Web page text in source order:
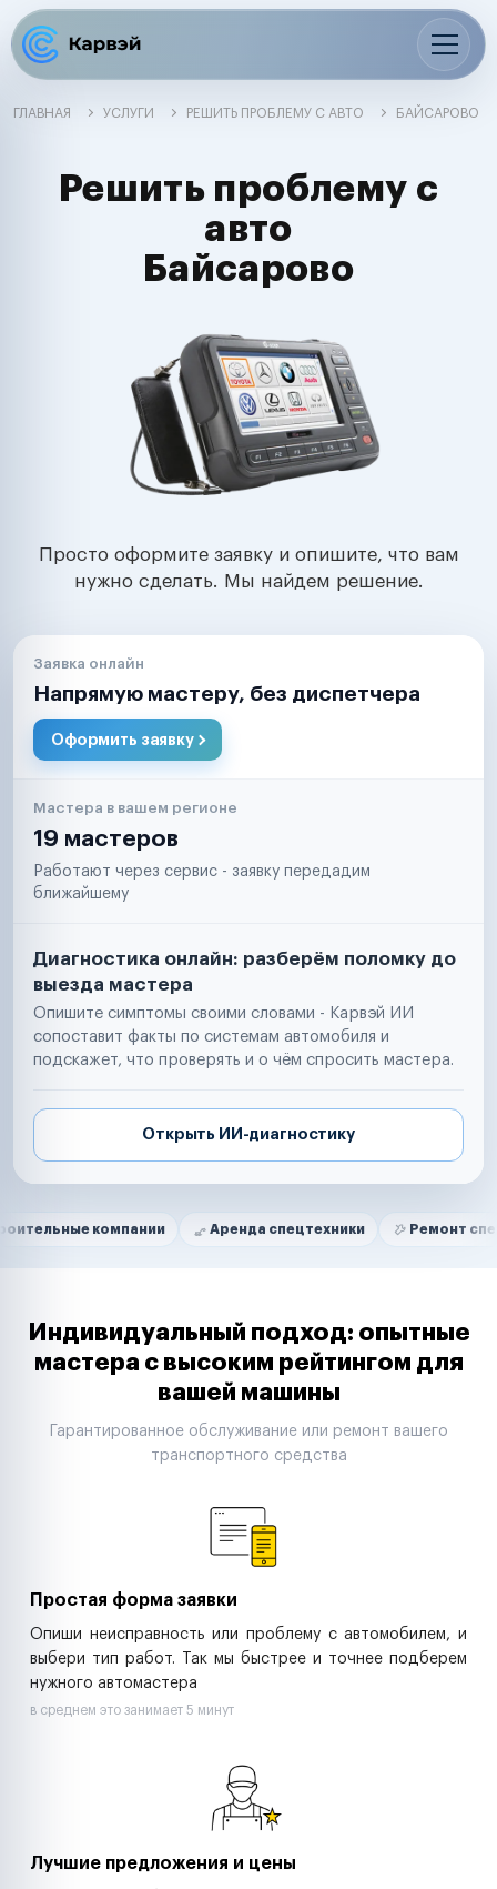
ГЛАВНАЯ УСЛУГИ РЕШИТЬ ПРОБЛЕМУ С АВТО БАЙСАРОВО
Решить проблему с
авто
Байсарово
Просто оформите заявку и опишите, что вам
нужно сделать. Мы найдем решение.
Заявка онлайн
Напрямую мастеру, без диспетчера
Оформить заявку
Мастера в вашем регионе
19 мастеров
Работают через сервис - заявку передадим
ближайшему
Диагностика онлайн: разберём поломку до
выезда мастера
Опишите симптомы своими словами - Карвэй ИИ
сопоставит факты по системам автомобиля и
подскажет, что проверять и о чём спросить мастера.
Открыть ИИ-диагностику
Нам доверяют
компании Аренда спецтехники Ремонт спецтехники
Маркетплейсы
Таксопарки
Автодилеры
Строительные компании
Аренда спецтехники
Индивидуальный подход: опытные
мастера с высоким рейтингом для
вашей машины
Гарантированное обслуживание или ремонт вашего
транспортного средства
Простая форма заявки
Опиши неисправность или проблему с автомобилем, и
выбери тип работ. Так мы быстрее и точнее подберем
нужного автомастера
в среднем это занимает 5 минут
Лучшие предложения и цены